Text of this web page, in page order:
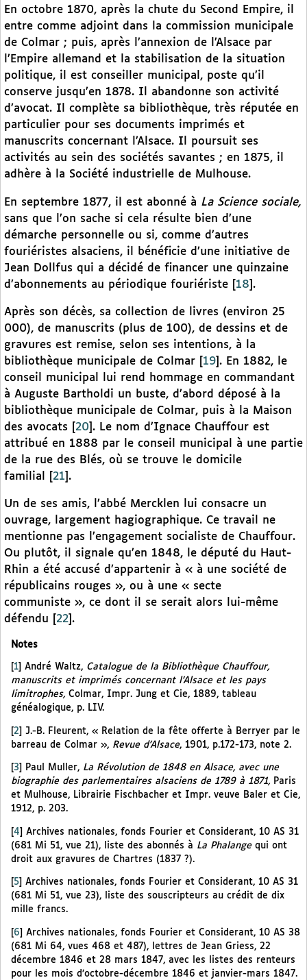
En octobre 1870, après la chute du Second Empire, il
entre comme adjoint dans la commission municipale
de Colmar ; puis, après l’annexion de l’Alsace par
l’Empire allemand et la stabilisation de la situation
politique, il est conseiller municipal, poste qu’il
conserve jusqu’en 1878. Il abandonne son activité
d’avocat. Il complète sa bibliothèque, très réputée en
particulier pour ses documents imprimés et
manuscrits concernant l’Alsace. Il poursuit ses
activités au sein des sociétés savantes ; en 1875, il
adhère à la Société industrielle de Mulhouse.
En septembre 1877, il est abonné à La Science sociale,
sans que l’on sache si cela résulte bien d’une
démarche personnelle ou si, comme d’autres
fouriéristes alsaciens, il bénéficie d’une initiative de
Jean Dollfus qui a décidé de financer une quinzaine
d’abonnements au périodique fouriériste
18 .
Après son décès, sa collection de livres (environ 25
000), de manuscrits (plus de 100), de dessins et de
gravures est remise, selon ses intentions, à la
bibliothèque municipale de Colmar
19 . En 1882, le
conseil municipal lui rend hommage en commandant
à Auguste Bartholdi un buste, d’abord déposé à la
bibliothèque municipale de Colmar, puis à la Maison
des avocats
20 . Le nom d’Ignace Chauffour est
attribué en 1888 par le conseil municipal à une partie
de la rue des Blés, où se trouve le domicile
familial
21 .
Un de ses amis, l’abbé Mercklen lui consacre un
ouvrage, largement hagiographique. Ce travail ne
mentionne pas l’engagement socialiste de Chauffour.
Ou plutôt, il signale qu’en 1848, le député du Haut-
Rhin a été accusé d’appartenir à « à une société de
républicains rouges », ou à une « secte
communiste », ce dont il se serait alors lui-même
défendu
22 .
Notes
1 André Waltz, Catalogue de la Bibliothèque Chauffour,
manuscrits et imprimés concernant l’Alsace et les pays
limitrophes, Colmar, Impr. Jung et Cie, 1889, tableau
généalogique, p. LIV.
[2] J.-B. Fleurent, « Relation de la fête offerte à Berryer par le
barreau de Colmar », Revue d’Alsace, 1901, p.172-173, note 2.
3 Paul Muller, La Révolution de 1848 en Alsace, avec une
biographie des parlementaires alsaciens de 1789 à 1871, Paris
et Mulhouse, Librairie Fischbacher et Impr. veuve Baler et Cie,
1912, p. 203.
[4] Archives nationales, fonds Fourier et Considerant, 10 AS 31
(681 Mi 51, vue 21), liste des abonnés à La Phalangequi ont
droit aux gravures de Chartres (1837 ?).
5
Archives nationales, fonds Fourier et Considerant, 10 AS 31
(681 Mi 51, vue 23), liste des souscripteurs au crédit de dix
mille francs.
6
Archives nationales, fonds Fourier et Considerant, 10 AS 38
(681 Mi 64, vues 468 et 487), lettres de Jean Griess, 22
décembre 1846 et 28 mars 1847, avec les listes des renteurs
pour les mois d’octobre-décembre 1846 et janvier-mars 1847.